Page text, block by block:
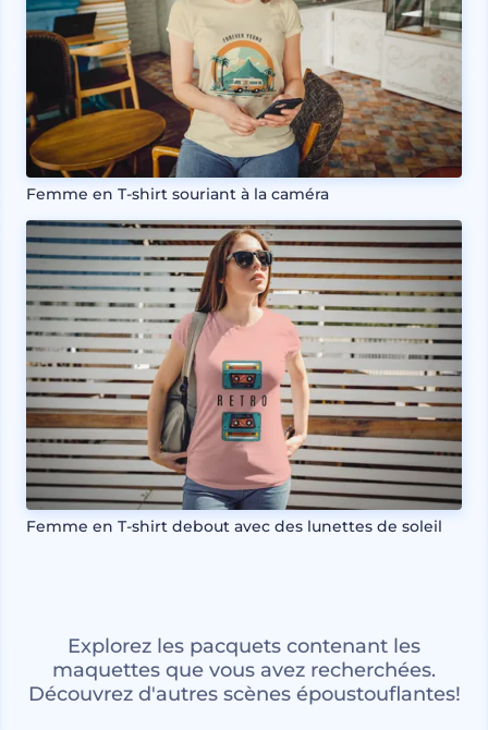
Femme en T-shirt souriant à la caméra
Femme en T-shirt debout avec des lunettes de soleil
Explorez les pacquets contenant les
maquettes que vous avez recherchées.
Découvrez d'autres scènes époustouflantes!